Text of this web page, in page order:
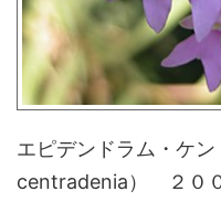
エピデンドラム・ケ
centradenia） ２０